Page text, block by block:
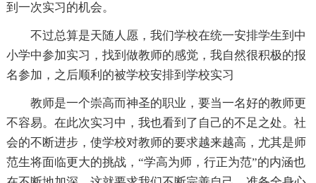
到一次实习的机会。
不过总算是天随人愿，我们学校在统一安排学生到中
小学中参加实习，找到做教师的感觉，我自然很积极的报
名参加，之后顺利的被学校安排到学校实习
教师是一个崇高而神圣的职业，要当一名好的教师更
不容易。在此次实习中，我也看到了自己的不足之处。社
会的不断进步，使学校对教师的要求越来越高，尤其是师
范生将面临更大的挑战，“学高为师，行正为范”的内涵也